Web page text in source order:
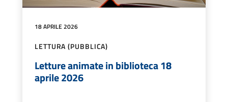
18 APRILE 2026
LETTURA (PUBBLICA)
Letture animate in biblioteca 18
aprile 2026